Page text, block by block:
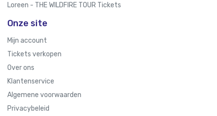
Loreen - THE WILDFIRE TOUR Tickets
Onze site
Mijn account
Tickets verkopen
Over ons
Klantenservice
Algemene voorwaarden
Privacybeleid